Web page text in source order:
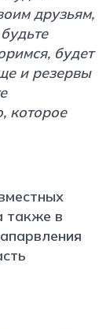
друзьям,
будет
и резервы
которое
также в